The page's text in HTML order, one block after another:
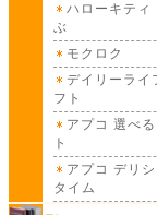
ハローキティ
ぶ
モクロク
デイリーライ
フト
アプコ 選べ
ト
アプコ デリ
タイム